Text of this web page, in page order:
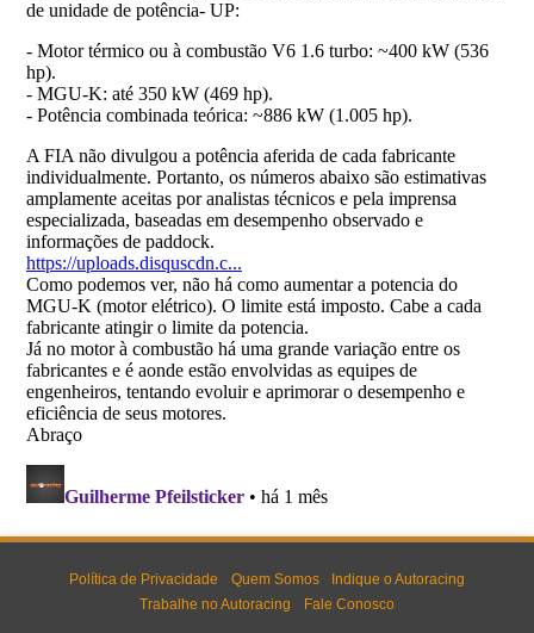
Política de Privacidade Quem Somos
Indique o Autoracing
Trabalhe no Autoracing
Fale Conosco